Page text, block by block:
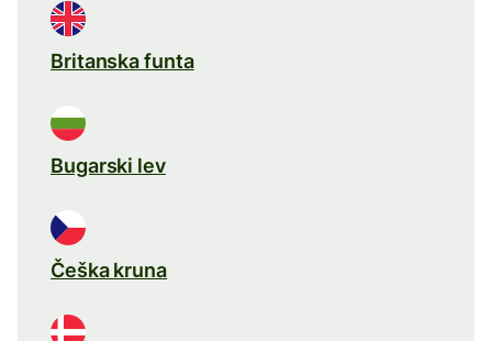
Britanska funta
Bugarski lev
Češka kruna